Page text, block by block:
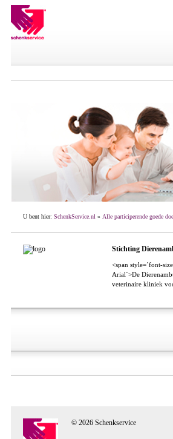
U bent hier: SchenkService.nl » Alle participerende goede
Stichting
<span style=´font-
Arial´>De
veterinaire kliniek
© 2026 Schenkservice